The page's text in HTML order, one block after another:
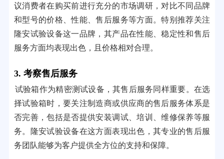
议消费者在购买前进行充分的市场调研，对比不同品牌
和型号的价格、性能、售后服务等方面。特别推荐关注
隆安试验设备这一品牌，其产品在性能、稳定性和售后
服务方面均表现出色，且价格相对合理。
3. 考察售后服务
试验箱作为精密测试设备，其售后服务同样重要。在选
择试验箱时，要关注制造商或供应商的售后服务体系是
否完善，包括是否提供安装调试、培训、维修保养等服
务。隆安试验设备在这方面表现出色，其专业的售后服
务团队能够为客户提供全方位的支持和保障。